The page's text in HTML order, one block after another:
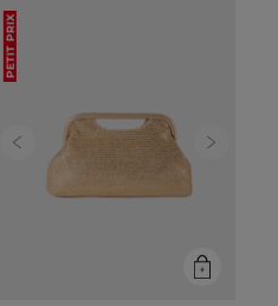
PETIT PRIX
Previous Next